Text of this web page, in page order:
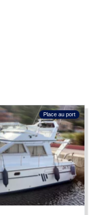
Place au port